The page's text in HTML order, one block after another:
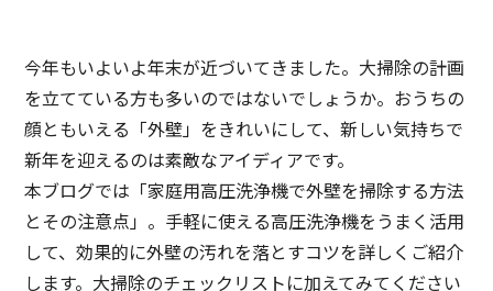
今年もいよいよ年末が近づいてきました。大掃除の計画
を立てている方も多いのではないでしょうか。おうちの
顔ともいえる「外壁」をきれいにして、新しい気持ちで
新年を迎えるのは素敵なアイディアです。
本ブログでは「家庭用高圧洗浄機で外壁を掃除する方法
とその注意点」。手軽に使える高圧洗浄機をうまく活用
して、効果的に外壁の汚れを落とすコツを詳しくご紹介
します。大掃除のチェックリストに加えてみてください